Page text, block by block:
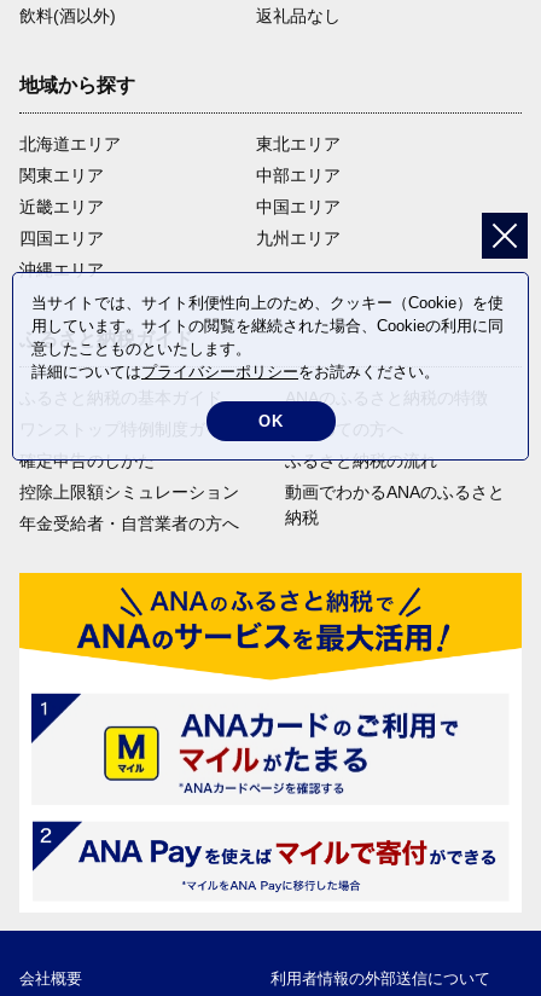
飲料(酒以外)
返礼品なし
地域から探す
北海道エリア
関東エリア
近畿エリア
四国エリア
沖縄エリア
東北エリア
中部エリア
中国エリア
九州エリア
ふるさと納税ガイド
ふるさと納税の基本ガイド
ワンストップ特例制度ガイド
確定申告のしかた
控除上限額シミュレーション
年金受給者・自営業者の方へ
ANAのふるさと納税の特徴
はじめての方へ
ふるさと納税の流れ
動画でわかるANAのふるさと
納税
会社概要 利用者情報の外部送信について
当サイトでは、サイト利便性向上のため、クッキー（Cookie）を使
用しています。サイトの閲覧を継続された場合、Cookieの利用に同
意したことものといたします。
詳細についてはプライバシーポリシーをお読みください。
OK